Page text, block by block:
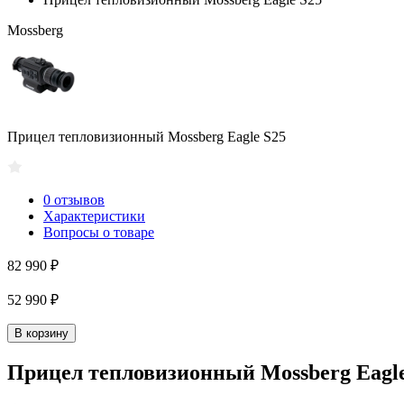
Mossberg
Прицел тепловизионный Mossberg Eagle S25
0 отзывов
Характеристики
Вопросы о товаре
82 990 ₽
52 990 ₽
В корзину
Прицел тепловизионный Mossberg